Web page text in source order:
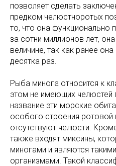
позволяет сделать
предком челюстноротых
то, что она функционально
за сотни миллионов лет,
величине, так как ранее
десятка раз.
Рыба минога относится к
этом не имеющих челюстей
название эти морские
особого строения ротовой
отсутствуют челюсти.
также входят миксины,
миногами и являются
организмами. Такой